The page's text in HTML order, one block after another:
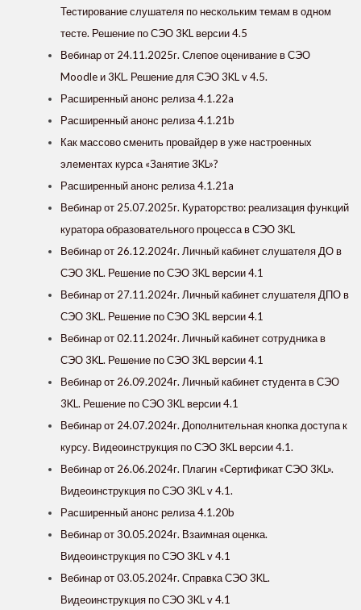
Тестирование слушателя по нескольким темам в одном
тесте. Решение по СЭО 3KL версии 4.5
Вебинар от 24.11.2025г. Слепое оценивание в СЭО
Moodle и 3KL. Решение для СЭО 3KL v 4.5.
Расширенный анонс релиза 4.1.22a
Расширенный анонс релиза 4.1.21b
Как массово сменить провайдер в уже настроенных
элементах курса «‎Занятие 3KL»?
Расширенный анонс релиза 4.1.21a
Вебинар от 25.07.2025г. Кураторство: реализация функций
куратора образовательного процесса в СЭО 3KL
Вебинар от 26.12.2024г. Личный кабинет слушателя ДО в
СЭО 3KL. Решение по СЭО 3KL версии 4.1
Вебинар от 27.11.2024г. Личный кабинет слушателя ДПО в
СЭО 3KL. Решение по СЭО 3KL версии 4.1
Вебинар от 02.11.2024г. Личный кабинет сотрудника в
СЭО 3KL. Решение по СЭО 3KL версии 4.1
Вебинар от 26.09.2024г. Личный кабинет студента в СЭО
3KL. Решение по СЭО 3KL версии 4.1
Вебинар от 24.07.2024г. Дополнительная кнопка доступа к
курсу. Видеоинструкция по СЭО 3KL версии 4.1.
Вебинар от 26.06.2024г. Плагин «Сертификат СЭО 3KL».
Видеоинструкция по СЭО 3KL v 4.1.
Расширенный анонс релиза 4.1.20b
Вебинар от 30.05.2024г. Взаимная оценка.
Видеоинструкция по СЭО 3KL v 4.1
Вебинар от 03.05.2024г. Справка СЭО 3KL.
Видеоинструкция по СЭО 3KL v 4.1